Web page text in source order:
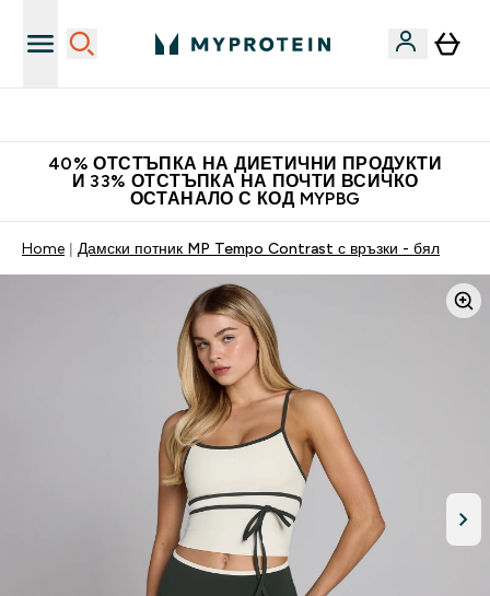
40% ОТСТЪПКА НА ДИЕТИЧНИ ПРОДУКТИ
И 33% ОТСТЪПКА НА ПОЧТИ ВСИЧКО
ОСТАНАЛО С КОД MYPBG
Home Дамски потник MP Tempo Contrast с връзки - бял